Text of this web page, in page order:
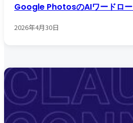
Google PhotosのAIワードロ
2026年4月30日